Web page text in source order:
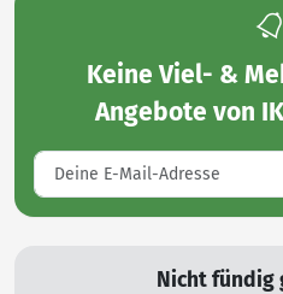
Keine Viel- &
Angebote von
Nicht fündig